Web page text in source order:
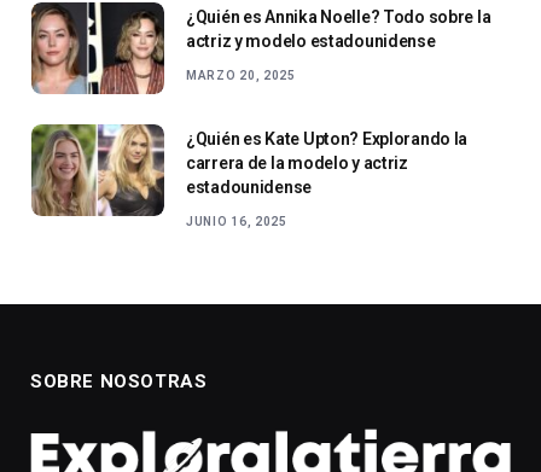
¿Quién es Annika Noelle? Todo sobre la
actriz y modelo estadounidense
MARZO 20, 2025
¿Quién es Kate Upton? Explorando la
carrera de la modelo y actriz
estadounidense
JUNIO 16, 2025
SOBRE NOSOTRAS